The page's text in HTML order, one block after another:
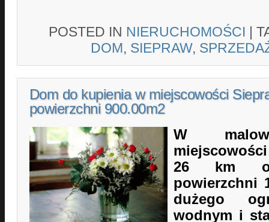
POSTED IN NIERUCHOMOŚCI |
DOM, SIEPRAW,
Dom do kupienia w miejscowości
powierzchni 900.00m2
W
26 km
powierzchni
dużego
wodnym i